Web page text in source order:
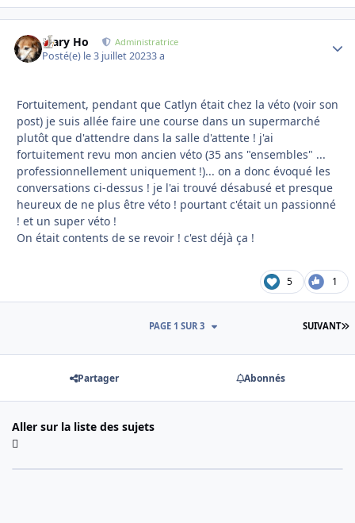
Mary Ho Administratrice
Posté(e) le 3 juillet 20233 a
Fortuitement, pendant que Catlyn était chez la véto (voir son
post) je suis allée faire une course dans un supermarché
plutôt que d'attendre dans la salle d'attente ! j'ai
fortuitement revu mon ancien véto (35 ans "ensembles" ...
professionnellement uniquement !)... on a donc évoqué les
conversations ci-dessus ! je l'ai trouvé désabusé et presque
heureux de ne plus être véto ! pourtant c'était un passionné
! et un super véto !
On était contents de se revoir ! c'est déjà ça !
5 1
SUIVANT
PAGE 1 SUR 3
Partager Abonnés
Aller sur la liste des sujets